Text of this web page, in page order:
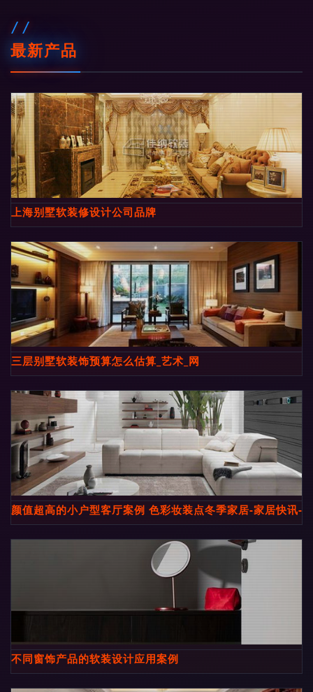
最新产品
上海别墅软装修设计公司品牌
三层别墅软装饰预算怎么估算_艺术_网
颜值超高的小户型客厅案例 色彩妆装点冬季家居-家居快讯-
不同窗饰产品的软装设计应用案例